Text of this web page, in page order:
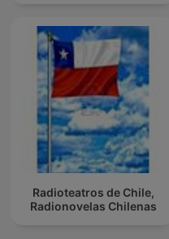
Radioteatros de Chile,
Radionovelas Chilenas